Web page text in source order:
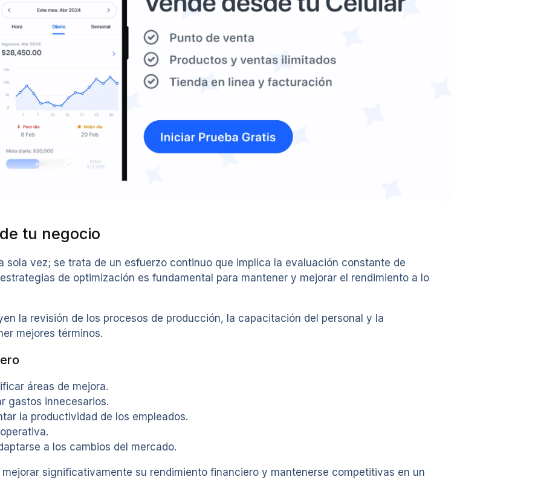
tu negocio
sola vez; se trata de un esfuerzo continuo que implica la evaluación constante de
de optimización es fundamental para mantener y mejorar el rendimiento a lo
la revisión de los procesos de producción, la capacitación del personal y la
mejores términos.
áreas de mejora.
gastos innecesarios.
la productividad de los empleados.
a los cambios del mercado.
significativamente su rendimiento financiero y mantenerse competitivas en un